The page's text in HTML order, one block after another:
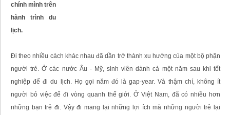
chính mình trên
hành trình du
lịch.
Đi theo nhiều cách khác nhau đã dần trở thành xu hướng của một bộ phận
người trẻ. Ở các nước Âu - Mỹ, sinh viên dành cả một năm sau khi tốt
nghiệp để đi du lịch. Họ gọi năm đó là gap-year. Và thậm chí, không ít
người bỏ việc để đi vòng quanh thế giới. Ở Việt Nam, đã có nhiều hơn
những bạn trẻ đi. Vậy đi mang lại những lợi ích mà những người trẻ lại